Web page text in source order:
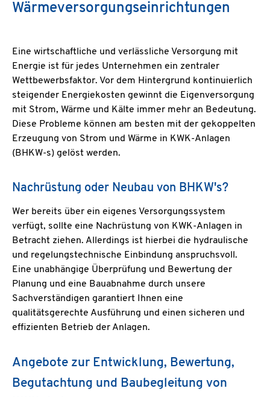
Wärmeversorgungseinrichtungen
Eine wirtschaftliche und verlässliche Versorgung mit
Energie ist für jedes Unternehmen ein zentraler
Wettbewerbsfaktor. Vor dem Hintergrund kontinuierlich
steigender Energiekosten gewinnt die Eigenversorgung
mit Strom, Wärme und Kälte immer mehr an Bedeutung.
Diese Probleme können am besten mit der gekoppelten
Erzeugung von Strom und Wärme in KWK-Anlagen
(BHKW-s) gelöst werden.
Nachrüstung oder Neubau von BHKW's?
Wer bereits über ein eigenes Versorgungssystem
verfügt, sollte eine Nachrüstung von KWK-Anlagen in
Betracht ziehen. Allerdings ist hierbei die hydraulische
und regelungstechnische Einbindung anspruchsvoll.
Eine unabhängige Überprüfung und Bewertung der
Planung und eine Bauabnahme durch unsere
Sachverständigen garantiert Ihnen eine
qualitätsgerechte Ausführung und einen sicheren und
effizienten Betrieb der Anlagen.
Angebote zur Entwicklung, Bewertung,
Begutachtung und Baubegleitung von